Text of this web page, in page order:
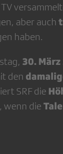
aber auch
haben.
30.
den
SRF die
wenn die